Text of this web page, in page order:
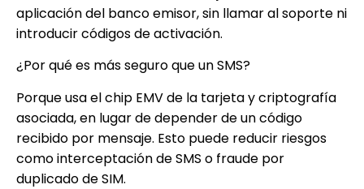
aplicación del banco emisor, sin llamar al soporte ni
introducir códigos de activación.
¿Por qué es más seguro que un SMS?
Porque usa el chip EMV de la tarjeta y criptografía
asociada, en lugar de depender de un código
recibido por mensaje. Esto puede reducir riesgos
como interceptación de SMS o fraude por
duplicado de SIM.